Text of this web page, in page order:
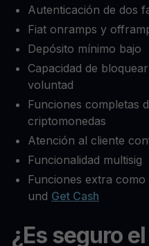
Autenticación de dos
Fiat onramps y
Depósito mínimo bajo
Capacidad de
voluntad
Funciones completas
criptomonedas
Atención al cliente
Funcionalidad multisig
Funciones extra como
und Get Cash
¿Es seguro